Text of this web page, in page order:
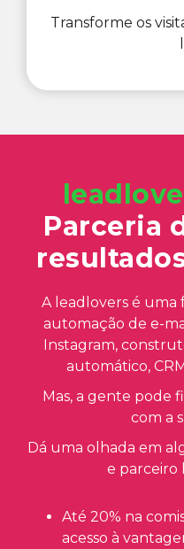
Transforme os
Parceria
A leadlovers é
automação de e-
Instagram,
automático,
Mas, a gente pode
com a
Dá uma olhada em
e parceiro
Até 20% na
acesso à